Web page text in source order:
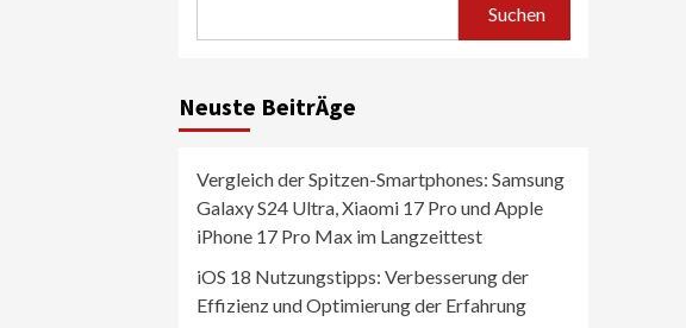
Suchen
Neuste BeitrÄge
Vergleich der Spitzen-Smartphones: Samsung
Galaxy S24 Ultra, Xiaomi 17 Pro und Apple
iPhone 17 Pro Max im Langzeittest
iOS 18 Nutzungstipps: Verbesserung der
Effizienz und Optimierung der Erfahrung